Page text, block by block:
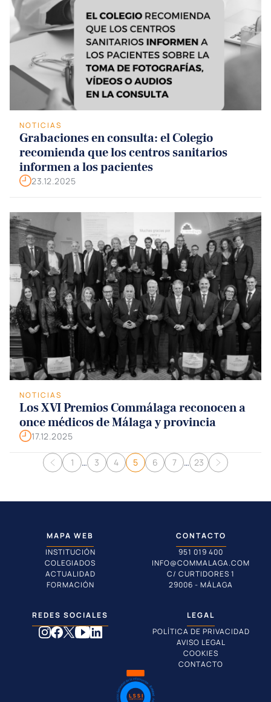
NOTICIAS
Grabaciones en consulta: el Colegio
recomienda que los centros sanitarios
informen a los pacientes
23.12.2025
NOTICIAS
Los XVI Premios Commálaga reconocen a
once médicos de Málaga y provincia
17.12.2025
Navegación de entradas
1 … 3 4 5 6 7 … 23
MAPA WEB
INSTITUCIÓN
COLEGIADOS
ACTUALIDAD
FORMACIÓN
CONTACTO
951 019 400
INFO@COMMALAGA.COM
C/ CURTIDORES 1
29006 - MÁLAGA
REDES SOCIALES
LEGAL
POLÍTICA DE PRIVACIDAD
AVISO LEGAL
COOKIES
CONTACTO